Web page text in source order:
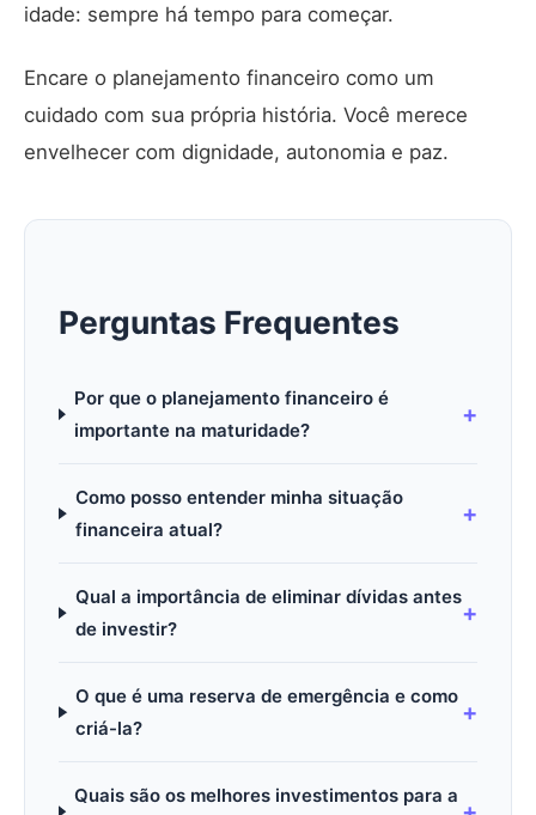
idade: sempre há tempo para começar.
Encare o planejamento financeiro como um
cuidado com sua própria história. Você merece
envelhecer com dignidade, autonomia e paz.
Perguntas Frequentes
Por que o planejamento financeiro é
importante na maturidade?
Como posso entender minha situação
financeira atual?
Qual a importância de eliminar dívidas antes
de investir?
O que é uma reserva de emergência e como
criá-la?
Quais são os melhores investimentos para a